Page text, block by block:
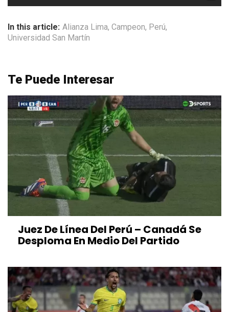
In this article: Alianza Lima, Campeon, Perú,
Universidad San Martín
Te Puede Interesar
Juez De Línea Del Perú – Canadá Se
Desploma En Medio Del Partido